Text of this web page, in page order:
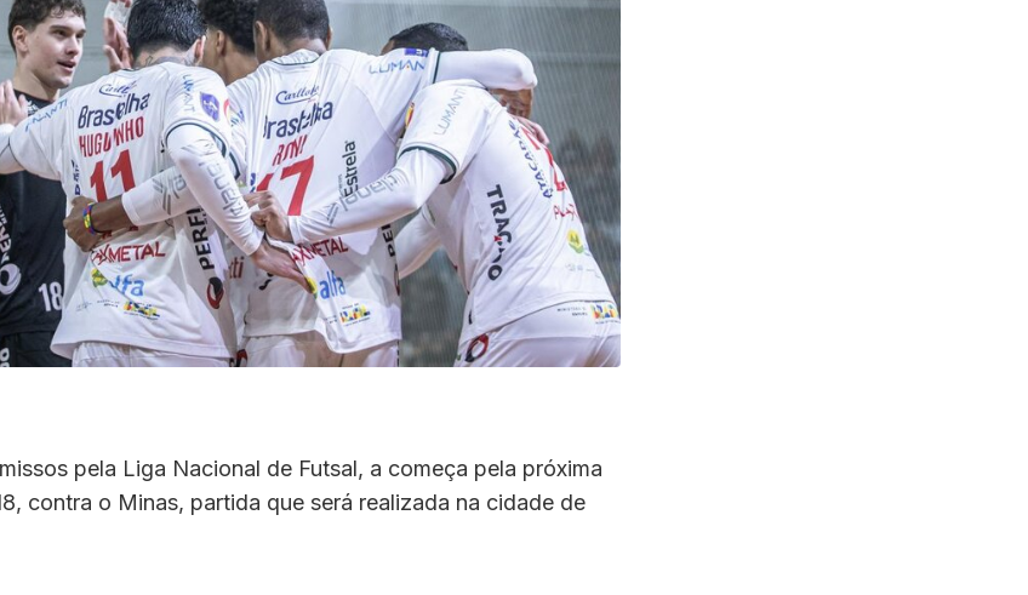
pela Liga Nacional de Futsal, a começa pela próxima
contra o Minas, partida que será realizada na cidade de